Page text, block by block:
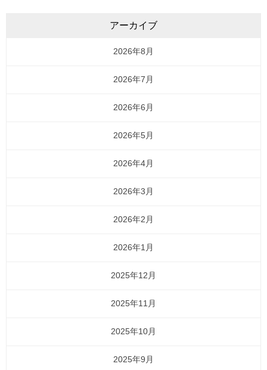
アーカイブ
2026年8月
2026年7月
2026年6月
2026年5月
2026年4月
2026年3月
2026年2月
2026年1月
2025年12月
2025年11月
2025年10月
2025年9月